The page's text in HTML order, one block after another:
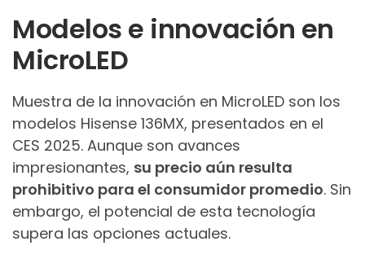
Modelos e innovación en
MicroLED
Muestra de la innovación en MicroLED son los
modelos Hisense 136MX, presentados en el
CES 2025. Aunque son avances
impresionantes, su precio aún resulta
prohibitivo para el consumidor promedio. Sin
embargo, el potencial de esta tecnología
supera las opciones actuales.